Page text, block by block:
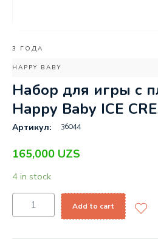
3 ГОДА
HAPPY BABY
Набор для игры с
Happy Baby ICE
Артикул: 36044
165,000 UZS
4 in stock
Add to cart